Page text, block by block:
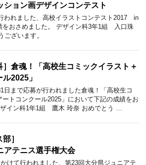
ション画デザインコンテスト
われました、高校イラストコンテスト2017 in
をおさめました。 デザイン科3年1組 入口珠
ざいます。
］倉魂！「高校生コミックイラスト＋
2025」
日まで応募が行われました倉魂！「高校生コ
ートコンクール2025」において下記の成績をお
イン科1年1組 鷹木 玲奈 おめでとう …
］
アテニス選手権大会
けて行われました、第23回大分県ジュニアテ